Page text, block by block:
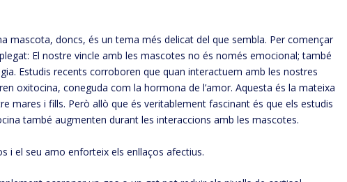
mascota, doncs, és un tema més delicat del que sembla. Per començar
El nostre vincle amb les mascotes no és només emocional; també
Estudis recents corroboren que quan interactuem amb les nostres
oxitocina, coneguda com la hormona de l’amor. Aquesta és la mateixa
mares i fills. Però allò que és veritablement fascinant és que els estudis
també augmenten durant les interaccions amb les mascotes.
i el seu amo enforteix els enllaços afectius.